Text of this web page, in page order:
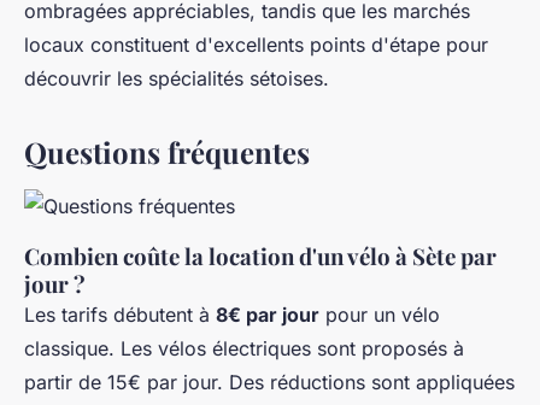
ombragées appréciables, tandis que les marchés
locaux constituent d'excellents points d'étape pour
découvrir les spécialités sétoises.
Questions fréquentes
Combien coûte la location d'un vélo à Sète par
jour ?
Les tarifs débutent à 8€ par jour pour un vélo
classique. Les vélos électriques sont proposés à
partir de 15€ par jour. Des réductions sont appliquées